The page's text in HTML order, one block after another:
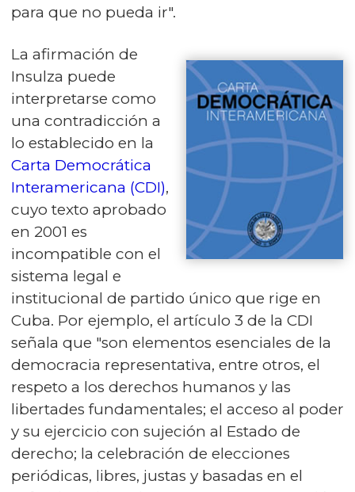
para que no pueda ir".
La afirmación de
Insulza puede
interpretarse como
una contradicción a
lo establecido en la
Carta Democrática
Interamericana (CDI),
cuyo texto aprobado
en 2001 es
incompatible con el
sistema legal e
institucional de partido único que rige en
Cuba. Por ejemplo, el artículo 3 de la CDI
señala que "son elementos esenciales de la
democracia representativa, entre otros, el
respeto a los derechos humanos y las
libertades fundamentales; el acceso al poder
y su ejercicio con sujeción al Estado de
derecho; la celebración de elecciones
periódicas, libres, justas y basadas en el